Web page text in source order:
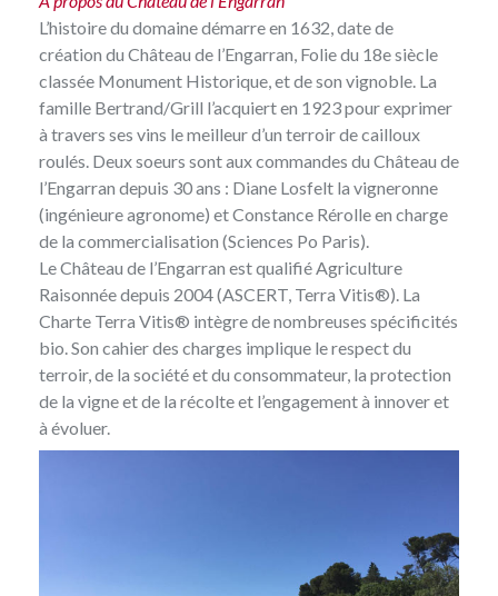
L’histoire du domaine démarre en 1632, date de
création du Château de l’Engarran, Folie du 18e siècle
classée Monument Historique, et de son vignoble. La
famille Bertrand/Grill l’acquiert en 1923 pour exprimer
à travers ses vins le meilleur d’un terroir de cailloux
roulés. Deux soeurs sont aux commandes du Château de
l’Engarran depuis 30 ans : Diane Losfelt la vigneronne
(ingénieure agronome) et Constance Rérolle en charge
de la commercialisation (Sciences Po Paris).
Le Château de l’Engarran est qualifié Agriculture
Raisonnée depuis 2004 (ASCERT, Terra Vitis®). La
Charte Terra Vitis® intègre de nombreuses spécificités
bio. Son cahier des charges implique le respect du
terroir, de la société et du consommateur, la protection
de la vigne et de la récolte et l’engagement à innover et
à évoluer.